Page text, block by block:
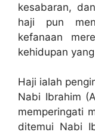
kesabaran,
haji pun
kefanaan
kehidupan
Haji ialah
Nabi Ibrahim
memperingati
ditemui Nabi